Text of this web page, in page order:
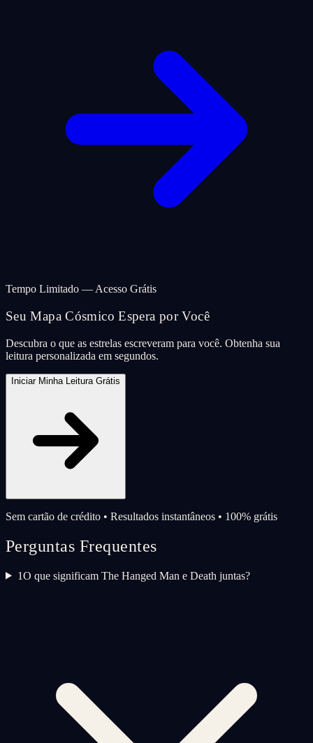
Tempo Limitado — Acesso Grátis
Seu Mapa Cósmico Espera por Você
Descubra o que as estrelas escreveram para você. Obtenha sua
leitura personalizada em segundos.
Iniciar Minha Leitura Grátis
Sem cartão de crédito • Resultados instantâneos • 100% grátis
Perguntas Frequentes
1O que significam The Hanged Man e Death juntas?